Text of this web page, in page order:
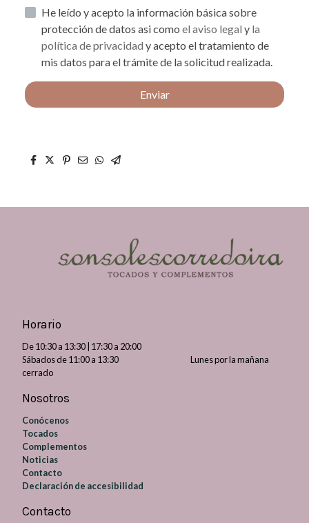
He leído y acepto la información básica sobre
protección de datos asi como el aviso legal y la
política de privacidad y acepto el tratamiento de
mis datos para el trámite de la solicitud realizada.
Enviar
Horario
De 10:30 a 13:30 | 17:30 a 20:00
Sábados de 11:00 a 13:30 Lunes por la mañana
cerrado
Nosotros
Conócenos
Tocados
Complementos
Noticias
Contacto
Declaración de accesibilidad
Contacto